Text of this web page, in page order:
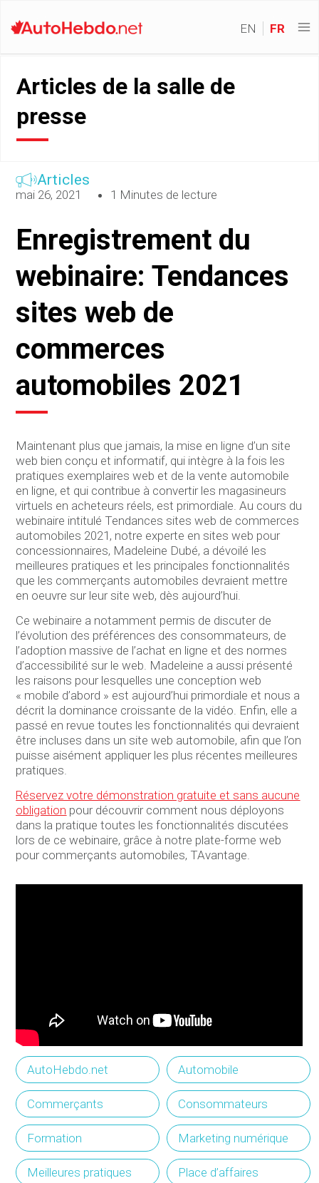
EN FR
Articles de la salle de
presse
Articles
mai 26, 2021 1 Minutes de lecture
Enregistrement du
webinaire: Tendances
sites web de
commerces
automobiles 2021
Maintenant plus que jamais, la mise en ligne d’un site
web bien conçu et informatif, qui intègre à la fois les
pratiques exemplaires web et de la vente automobile
en ligne, et qui contribue à convertir les magasineurs
virtuels en acheteurs réels, est primordiale. Au cours du
webinaire intitulé Tendances sites web de commerces
automobiles 2021, notre experte en sites web pour
concessionnaires, Madeleine Dubé, a dévoilé les
meilleures pratiques et les principales fonctionnalités
que les commerçants automobiles devraient mettre
en oeuvre sur leur site web, dès aujourd’hui.
Ce webinaire a notamment permis de discuter de
l’évolution des préférences des consommateurs, de
l’adoption massive de l’achat en ligne et des normes
d’accessibilité sur le web. Madeleine a aussi présenté
les raisons pour lesquelles une conception web
« mobile d’abord » est aujourd’hui primordiale et nous a
décrit la dominance croissante de la vidéo. Enfin, elle a
passé en revue toutes les fonctionnalités qui devraient
être incluses dans un site web automobile, afin que l’on
puisse aisément appliquer les plus récentes meilleures
pratiques.
Réservez votre démonstration gratuite et sans aucune
obligation pour découvrir comment nous déployons
dans la pratique toutes les fonctionnalités discutées
lors de ce webinaire, grâce à notre plate-forme web
pour commerçants automobiles, TAvantage.
AutoHebdo.net Automobile
Commerçants Consommateurs
Formation Marketing numérique
Meilleures pratiques Place d’affaires